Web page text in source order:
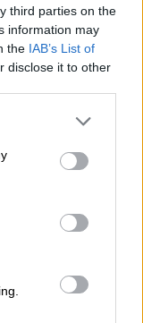
third parties on the
information may
the IAB’s List of
disclose it to other
or more Google
You may click to
party tags to
in below Google
βεβαιώνει
.
θέλησε να
στην
την
που
Ωρωπού και
μετά ο